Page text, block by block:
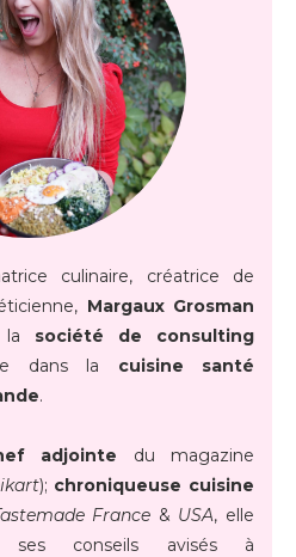
culinaire, créatrice de
Margaux Grosman
la société de consulting
dans la cuisine santé
.
adjointe du magazine
); chroniqueuse cuisine
France & USA, elle
ses conseils avisés à